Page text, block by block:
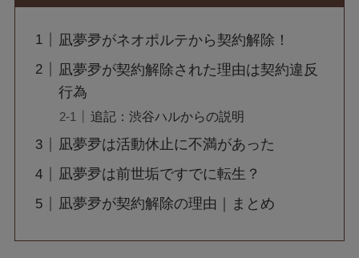
凪夢夛がネオポルテから契約解除！
凪夢夛が契約解除された理由は契約違反
行為
追記：渋谷ハルからの説明
凪夢夛は活動休止に不満があった
凪夢夛は前世垢ですでに転生？
凪夢夛が契約解除の理由｜まとめ